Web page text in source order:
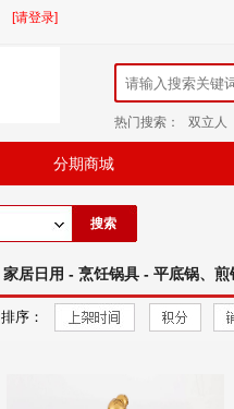
[请登录]
热门搜索： 双立人
分期商城
搜索
家居日用 - 烹饪锅具 - 平底锅、煎
排序：